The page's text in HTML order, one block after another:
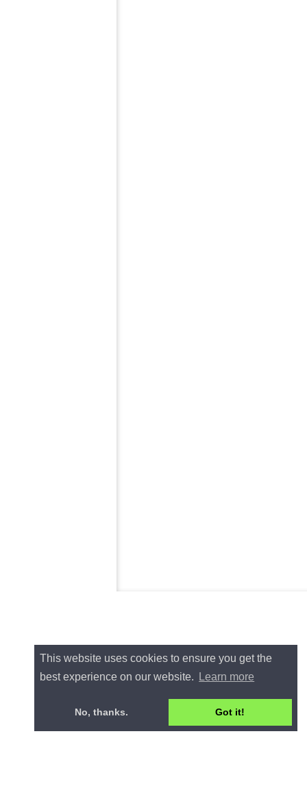
This website uses cookies to ensure you get the
best experience on our website.
Learn more
No, thanks. Got it!